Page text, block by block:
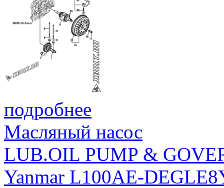
подробнее
Масляный насос
LUB.OIL PUMP &
Yanmar L100AE-